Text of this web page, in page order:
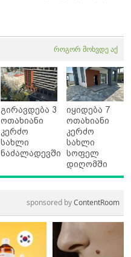
როგორ მოხვდე აქ
გირავდება 3
ოთახიანი
კერძო
სახლი
ნაძალადევში
იყიდება 7
ოთახიანი
კერძო
სახლი
სოფელ
დიღომში
sponsored byContentRoom